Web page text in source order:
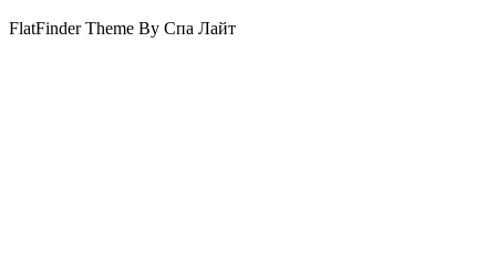
FlatFinder Theme By Спа Лайт